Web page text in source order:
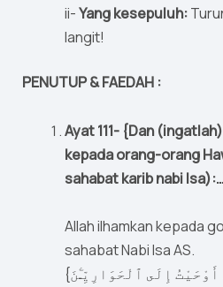
ii-Yang kesepuluh:
langit!
PENUTUP & FAEDAH :
Ayat 111- {Dan
kepada orang-orang
sahabat karib nabi
Allah ilhamkan kepada
sahabat Nabi Isa AS.